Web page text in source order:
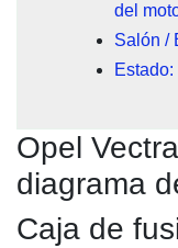
del
Salón /
Estado:
Opel
diagrama
Caja de